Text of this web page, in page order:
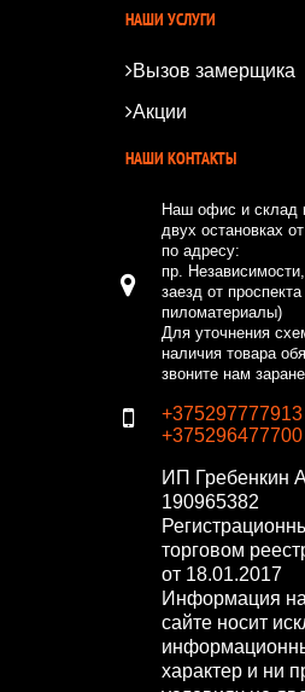
НАШИ УСЛУГИ
Вызов замерщика
Акции
НАШИ КОНТАКТЫ
Наш офис и склад
двух остановках
по адресу:
пр.
заезд от
пиломатериалы)
Для уточнения
наличия товара
звоните нам
+375297777913
+375296477700
ИП Гребенкин
190965382
торговом
от 18.01.2017
Информация
сайте носит
характер и ни